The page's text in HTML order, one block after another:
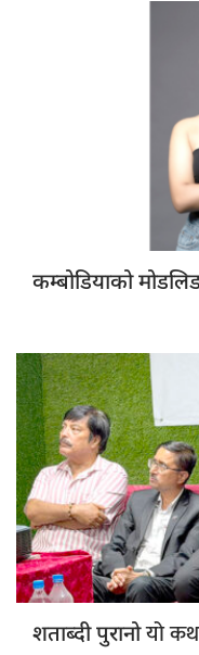
कम्बोडियाको
शताब्दी पुरानोयो